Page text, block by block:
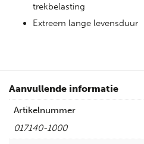
trekbelasting
Extreem lange levensduur
Aanvullende informatie
Artikelnummer
017140-1000